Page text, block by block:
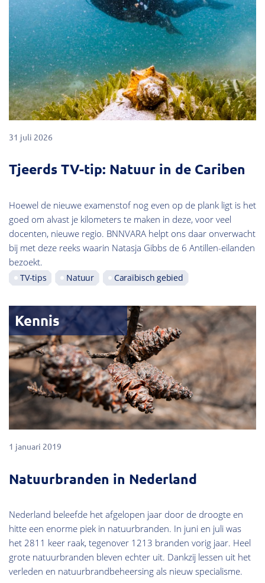
31 juli 2026
Tjeerds TV-tip: Natuur in de Cariben
Hoewel de nieuwe examenstof nog even op de plank ligt is het
goed om alvast je kilometers te maken in deze, voor veel
docenten, nieuwe regio. BNNVARA helpt ons daar onverwacht
bij met deze reeks waarin Natasja Gibbs de 6 Antillen-eilanden
bezoekt.
TV-tips Natuur Caraïbisch gebied
Kennis
1 januari 2019
Natuurbranden in Nederland
Nederland beleefde het afgelopen jaar door de droogte en
hitte een enorme piek in natuurbranden. In juni en juli was
het 2811 keer raak, tegenover 1213 branden vorig jaar. Heel
grote natuurbranden bleven echter uit. Dankzij lessen uit het
verleden en natuurbrandbeheersing als nieuw specialisme.